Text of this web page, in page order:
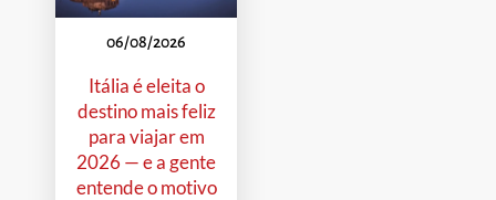
06/08/2026
Itália é eleita o
destino mais feliz
para viajar em
2026 — e a gente
entende o motivo